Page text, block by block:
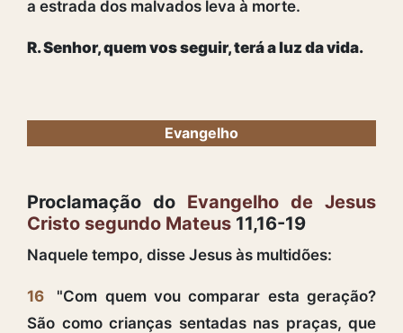
a estrada dos malvados leva à morte.
R. Senhor, quem vos seguir, terá a luz da vida.
Evangelho
Proclamação do Evangelho de Jesus
Cristo segundo Mateus 11,16-19
Naquele tempo, disse Jesus às multidões:
16
"Com quem vou comparar esta geração?
São como crianças sentadas nas praças, que